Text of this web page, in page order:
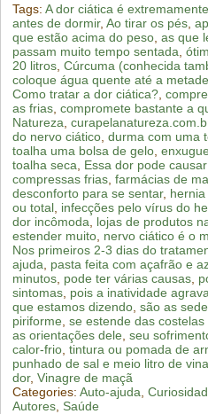
Tags: A dor ciática é
antes de dormir, Ao tirar os pés,
que estão acima do peso, as que
passam muito tempo sentada
20 litros, Cúrcuma (conhecida
coloque água quente até a metade
Como tratar a dor ciática?,
as frias, compromete bastante a
Natureza
do nervo ciático, durma com uma
toalha uma bolsa de gelo,
toalha seca
Essa dor pode
compressas frias, farmácias de
desconforto para se sentar,
ou total, infecções pelo vírus do
dor incômoda
lojas de produtos
estender muito, nervo ciático é o
Nos primeiros 2-3 dias do
ajuda
pasta feita com açafrão e
minutos, pode ter várias causas,
sintomas, pois a inatividade
que estamos dizendo, são as
piriforme se estende das
as orientações dele seu
calor-frio, tintura ou pomada de
punhado de sal e meio litro de
dor, Vinagre de maçã
Categories: Auto-ajuda
Autores, Saúde